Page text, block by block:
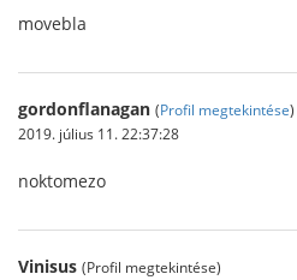
movebla
gordonflanagan (Profil megtekintése)
2019. július 11. 22:37:28
noktomezo
Vinisus (Profil megtekintése)